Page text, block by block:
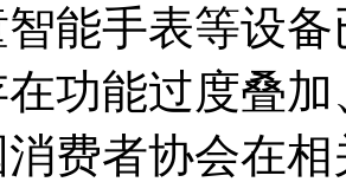
手表等设备
功能过度叠
费者协会在